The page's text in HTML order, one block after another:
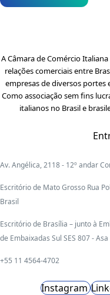
A Câmara de Comércio
relações comerciais entre
empresas de diversos
Como associação sem fins
italianos no Brasil e
Av. Angélica, 2118 - 12º andar
Escritório de Mato Grosso Rua
Brasil
Escritório de Brasília – junto à
de Embaixadas Sul SES 807 -
+55 11 4564-4702
Instagram